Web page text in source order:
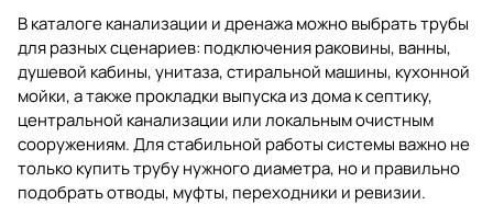
В каталогеканализации и дренажаможно выбрать трубы
для разных сценариев: подключения раковины, ванны,
душевой кабины, унитаза, стиральной машины, кухонной
мойки, а также прокладки выпуска из дома к септику,
центральной канализации или локальным очистным
сооружениям. Для стабильной работы системы важно не
только купить трубу нужного диаметра, но и правильно
подобрать отводы, муфты, переходники и ревизии.